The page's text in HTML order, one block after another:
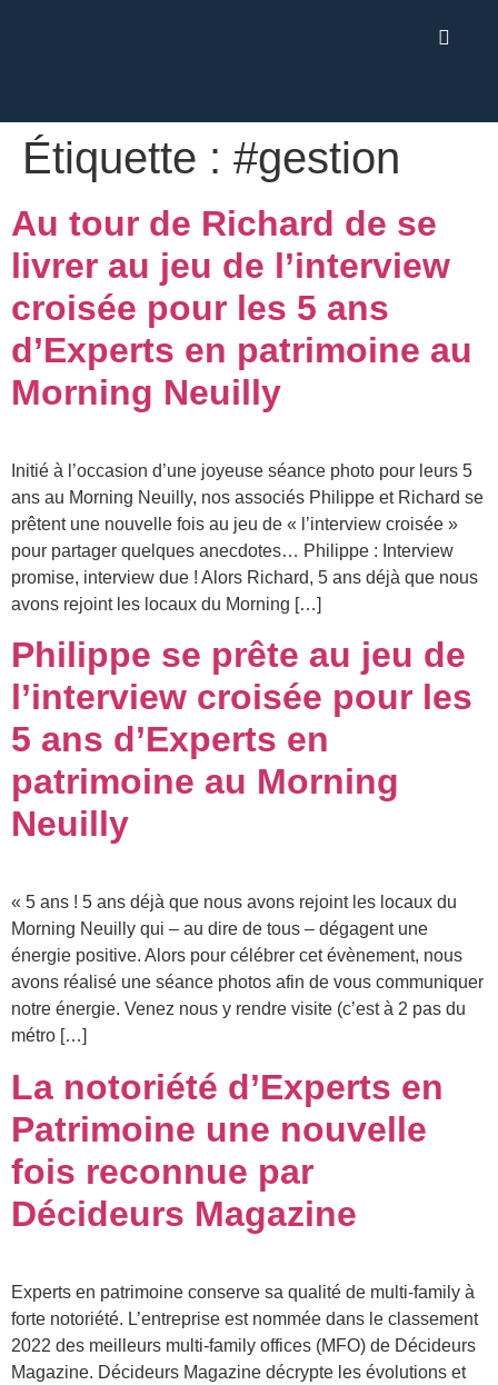
Étiquette : #gestion
Au tour de Richard de se
livrer au jeu de l’interview
croisée pour les 5 ans
d’Experts en patrimoine au
Morning Neuilly
Initié à l’occasion d’une joyeuse séance photo pour leurs 5
ans au Morning Neuilly, nos associés Philippe et Richard se
prêtent une nouvelle fois au jeu de « l’interview croisée »
pour partager quelques anecdotes… Philippe : Interview
promise, interview due ! Alors Richard, 5 ans déjà que nous
avons rejoint les locaux du Morning […]
Philippe se prête au jeu de
l’interview croisée pour les
5 ans d’Experts en
patrimoine au Morning
Neuilly
« 5 ans ! 5 ans déjà que nous avons rejoint les locaux du
Morning Neuilly qui – au dire de tous – dégagent une
énergie positive. Alors pour célébrer cet évènement, nous
avons réalisé une séance photos afin de vous communiquer
notre énergie. Venez nous y rendre visite (c’est à 2 pas du
métro […]
La notoriété d’Experts en
Patrimoine une nouvelle
fois reconnue par
Décideurs Magazine
Experts en patrimoine conserve sa qualité de multi-family à
forte notoriété. L’entreprise est nommée dans le classement
2022 des meilleurs multi-family offices (MFO) de Décideurs
Magazine. Décideurs Magazine décrypte les évolutions et